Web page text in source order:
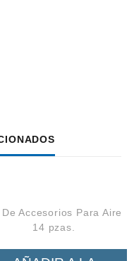
De Accesorios Para Aire
14 pzas.